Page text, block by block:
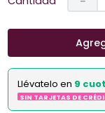
Llévatelo en 9
SIN TARJETAS DE